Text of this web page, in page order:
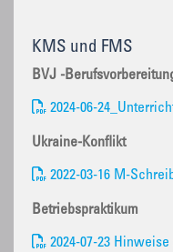
KMS und FMS
BVJ -
2024-06-
Ukraine-Konflikt
2022-03-16 M-
Betriebspraktikum
2024-07-23